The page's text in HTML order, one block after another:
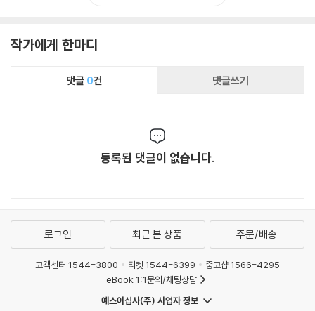
작가에게 한마디
댓글 0건 댓글쓰기
등록된 댓글이 없습니다.
로그인 최근 본 상품 주문/배송
고객센터 1544-3800 티켓 1544-6399
중고샵 1566-4295
eBook 1:1문의/채팅상담
예스이십사(주) 사업자 정보